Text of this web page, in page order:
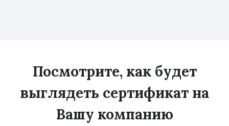
Посмотрите, как будет
выглядеть сертификат на
Вашу компанию